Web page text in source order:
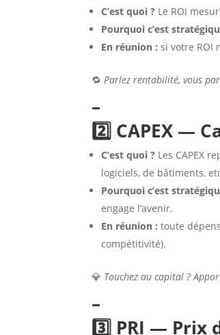
C’est quoi ? Le ROI
Pourquoi c’est
En réunion : si votre ROI
🔁Parlez rentabilité, vous
–
2️⃣ CAPEX —
C’est quoi ? Les CAPEX
logiciels, de bâtiments,
Pourquoi c’est
engage l’avenir.
En réunion : toute
compétitivité).
💎 Touchez au capital ?
–
3️⃣ PRI — Prix